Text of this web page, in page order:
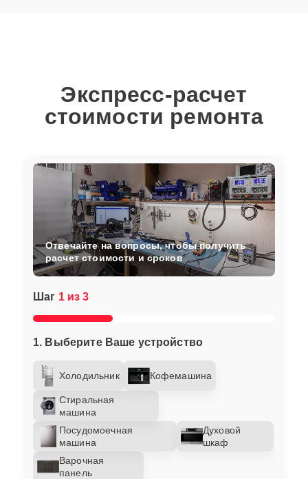
Экспресс-расчет
стоимости ремонта
Шаг 1 из 3
1. Выберите Ваше устройство
Холодильник Кофемашина
Стиральная
машина
Посудомоечная
машина
Духовой
шкаф
Варочная
панель
Отвечайте на вопросы, чтобы получить
расчет стоимости и сроков